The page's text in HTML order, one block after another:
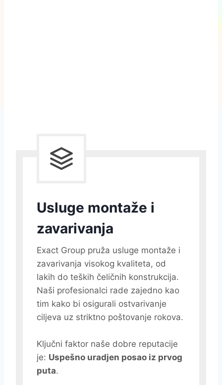
Usluge montaže i
zavarivanja
Exact Group pruža usluge montaže i
zavarivanja visokog kvaliteta, od
lakih do teških čeličnih konstrukcija.
Naši profesionalci rade zajedno kao
tim kako bi osigurali ostvarivanje
ciljeva uz striktno poštovanje rokova.
Ključni faktor naše dobre reputacije
je: Uspešno uradjen posao iz prvog
puta.